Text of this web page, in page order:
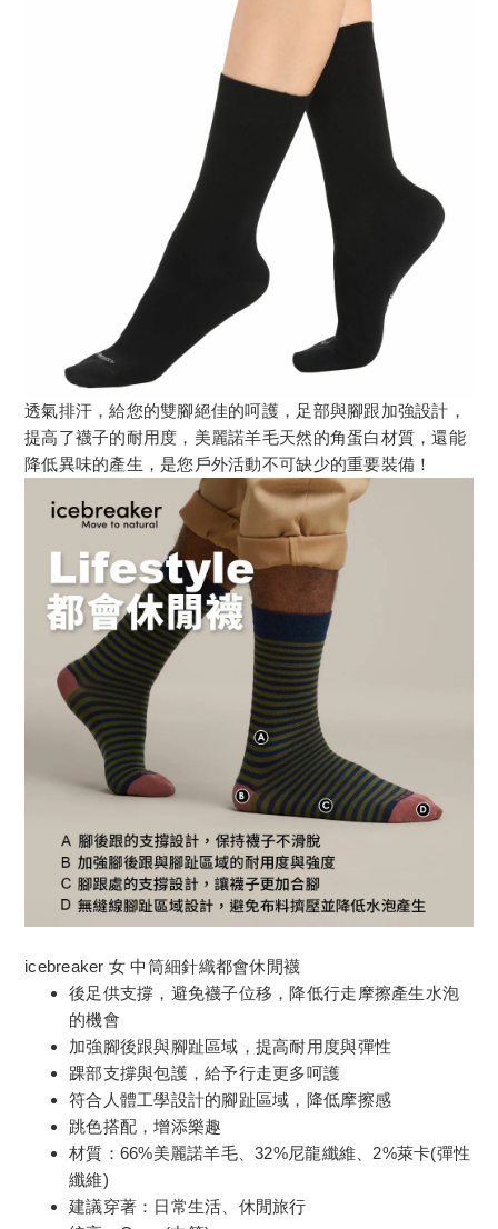
透氣排汗，給您的雙腳絕佳的呵護，足部與腳跟加強設計，
提高了襪子的耐用度，美麗諾羊毛天然的角蛋白材質，還能
降低異味的產生，是您戶外活動不可缺少的重要裝備！
icebreaker 女 中筒細針織都會休閒襪
後足供支撐，避免襪子位移，降低行走摩擦產生水泡
的機會
加強腳後跟與腳趾區域，提高耐用度與彈性
踝部支撐與包護，給予行走更多呵護
符合人體工學設計的腳趾區域，降低摩擦感
跳色搭配，增添樂趣
材質：66%美麗諾羊毛、32%尼龍纖維、2%萊卡(彈性
纖維)
建議穿著：日常生活、休閒旅行